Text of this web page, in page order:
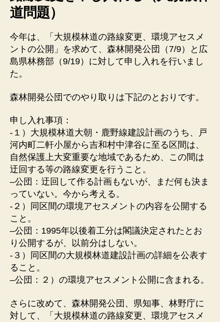
道問題）
今年は、「大規模林道の路線変更、環境アセスメ
ントの公開」を求めて、森林開発公団（7/9）と広
島県林務部（9/19）に対して申し入れを行いまし
た。
森林開発公団でのやり取りは下記のとおりです。
申し入れ事項：
-１）大規模林道大朝・鹿野線建設計画のうち、戸
河内町二軒小屋から吉和村中津谷に至る区間は、
自然保護上大変重要な地域であるため、この間は
迂回する等の路線変更を行うこと。
–公団：迂回して作る計画もないが、まだ何も決ま
っていない。今から考える。
-２）同区間の環境アセスメントの内容を公開する
こと。
–公団：1995年以後着工分は閣議決定されたとお
り公開するが、以前分はしない。
-３）同区間の大規模林道建設計画の詳細を公表す
ること。
–公団：２）の環境アセスメント公開に含まれる。
さらに改めて、森林開発公団、県知事、林野庁に
対して、「大規模林道の路線変更、環境アセスメ